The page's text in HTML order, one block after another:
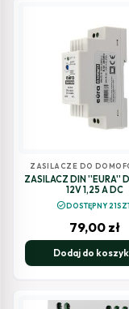
ZASILACZE DO
ZASILACZ DIN ''EURA''
12V 1,25 A DC
check_circleDOSTĘPNY
79,00 zł
Dodaj do